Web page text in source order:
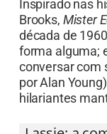
Inspirado nas
Brooks, Mister
década de
forma alguma;
conversar com
por Alan